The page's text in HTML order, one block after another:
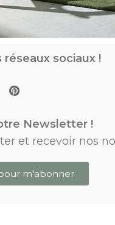
sociaux !
Newsletter !
et recevoir nos
m'abonner